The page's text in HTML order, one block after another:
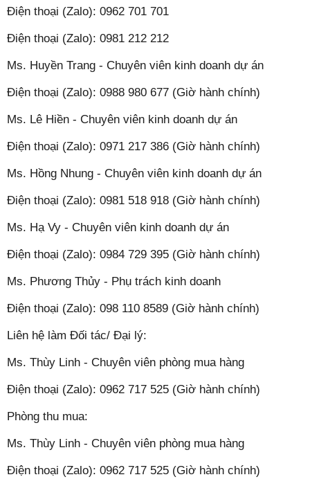
Điện thoại (Zalo): 0962 701 701
Điện thoại (Zalo): 0981 212 212
Ms. Huyền Trang - Chuyên viên kinh doanh dự án
Điện thoại (Zalo): 0988 980 677 (Giờ hành chính)
Ms. Lê Hiền - Chuyên viên kinh doanh dự án
Điện thoại (Zalo): 0971 217 386 (Giờ hành chính)
Ms. Hồng Nhung - Chuyên viên kinh doanh dự án
Điện thoại (Zalo): 0981 518 918 (Giờ hành chính)
Ms. Hạ Vy - Chuyên viên kinh doanh dự án
Điện thoại (Zalo): 0984 729 395 (Giờ hành chính)
Ms. Phương Thủy - Phụ trách kinh doanh
Điện thoại (Zalo): 098 110 8589 (Giờ hành chính)
Liên hệ làm Đối tác/ Đại lý:
Ms. Thùy Linh - Chuyên viên phòng mua hàng
Điện thoại (Zalo): 0962 717 525 (Giờ hành chính)
Phòng thu mua:
Ms. Thùy Linh - Chuyên viên phòng mua hàng
Điện thoại (Zalo): 0962 717 525 (Giờ hành chính)